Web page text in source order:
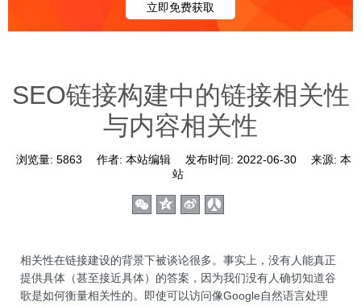
立即免费获取
SEO链接构建中的链接相关性
与内容相关性
浏览量: 5863 作者: 本站编辑 发布时间: 2022-06-30 来源: 本
站
相关性在链接建设的背景下被谈论很多。事实上，没有人能真正
提供具体（甚至接近具体）的答案，因为我们没有人确切知道谷
歌是如何衡量相关性的。即使可以访问像Google自然语言处理